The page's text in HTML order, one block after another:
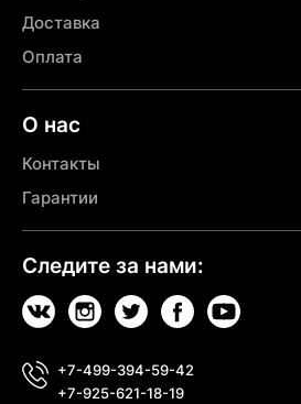
Доставка
Оплата
О нас
Контакты
Гарантии
Следите за нами:
+7-499-394-59-42
+7-925-621-18-19